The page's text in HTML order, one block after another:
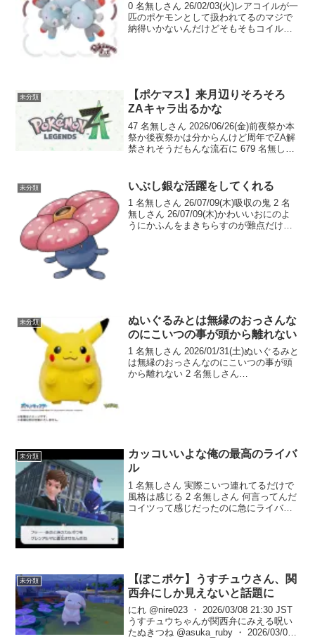
0 名無しさん 26/02/03(火)レアコイルが一
匹のポケモンとして扱われてるのマジで
納得いかないんだけどそもそもコイルが
未分類
【ポケマス】来月辺りそろそろ
ZAキャラ出るかな
47 名無しさん 2026/06/26(金)前夜祭か本
祭か後夜祭かは分からんけど周年でZA解
禁されそうだもんな流石に 679 名無しさ
ラスバこないと盛り上が...
未分類 いぶし銀な活躍をしてくれる
1 名無しさん 26/07/09(木)吸収の鬼 2 名
無しさん 26/07/09(木)かわいいおにのよ
うにかふんをまきちらすのが難点だけど
未分類
ぬいぐるみとは無縁のおっさんな
のにこいつの事が頭から離れない
1 名無しさん 2026/01/31(土)ぬいぐるみと
は無縁のおっさんなのにこいつの事が頭
から離れない 2 名無しさん
未分類
カッコいいよな俺の最高のライバ
ル
1 名無しさん 実際こいつ連れてるだけで
風格は感じる 2 名無しさん 何言ってんだ
コイツって感じだったのに急にライバル
未分類
【ぽこポケ】うすチュウさん、関
西弁にしか見えないと話題に
にれ @nire023 ・ 2026/03/08 21:30 JST
うすチュウちゃんが関西弁にみえる呪い
たぬきつね @asuka_ruby ・ 2026/03/09